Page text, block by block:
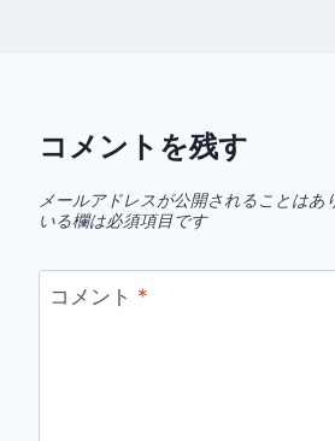
コメントを残す
メールアドレスが公開されることはあ
いる欄は必須項目です
コメント *